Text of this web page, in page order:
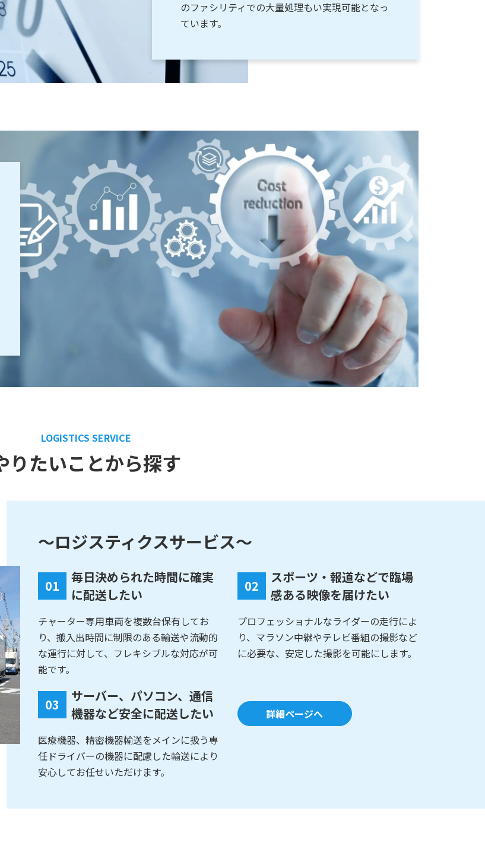
のファシリティでの大量処理もい実現可能となっ
ています。
LOGISTICS SERVICE
りたいことから探す
～ロジスティクスサービス～
01
毎日決められた時間に確実
に配送したい
チャーター専用車両を複数台保有してお
り、搬入出時間に制限のある輸送や流動的
な運行に対して、フレキシブルな対応が可
能です。
02
スポーツ・報道などで臨場
感ある映像を届けたい
プロフェッショナルなライダーの走行によ
り、マラソン中継やテレビ番組の撮影など
に必要な、安定した撮影を可能にします。
03
サーバー、パソコン、通信
機器など安全に配送したい
医療機器、精密機器輸送をメインに扱う専
任ドライバーの機器に配慮した輸送により
安心してお任せいただけます。
詳細ページへ